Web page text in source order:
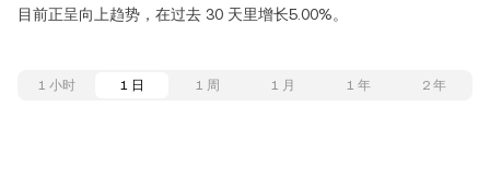
目前正呈向上趋势，在过去 30 天里增长5.00%。
1 小时 1 日 1 周 1 月 1 年 2 年